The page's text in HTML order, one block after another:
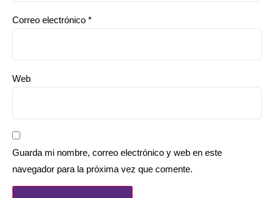
Correo electrónico *
Web
Guarda mi nombre, correo electrónico y web en este
navegador para la próxima vez que comente.